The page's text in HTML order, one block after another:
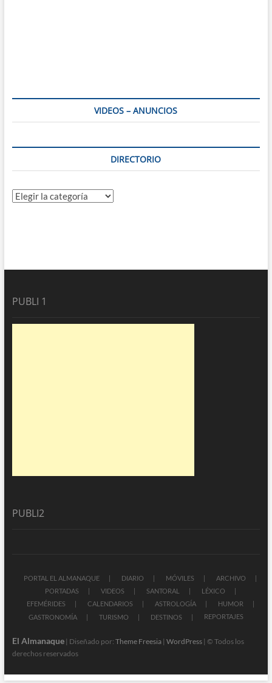
VIDEOS – ANUNCIOS
DIRECTORIO
Directorio
PUBLI 1
PUBLI2
PORTAL EL ALMANAQUE DIARIO MÓVILES
ARCHIVO
PORTADAS
VIDEOS SANTORAL
LÉXICO
EFEMÉRIDES
CALENDARIOS ASTROLOGÍA
HUMOR
GASTRONOMÍA
TURISMO DESTINOS REPORTAJES
El Almanaque| Diseñado por: Theme Freesia| WordPress| © Todos los
derechos reservados